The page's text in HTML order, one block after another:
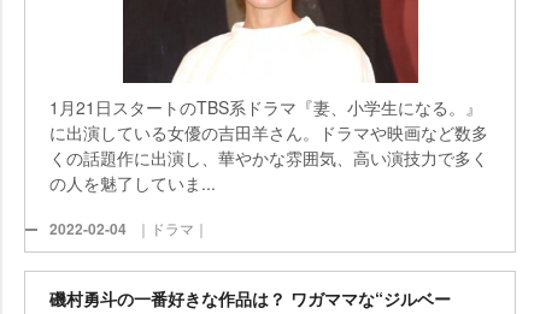
1月21日スタートのTBS系ドラマ『妻、小学生になる。』
に出演している女優の吉田羊さん。ドラマや映画など数多
くの話題作に出演し、華やかな雰囲気、高い演技力で多く
の人を魅了していま...
2022-02-04 ｜ドラマ｜
磯村勇斗の一番好きな作品は？ ワガママな“ジルベー